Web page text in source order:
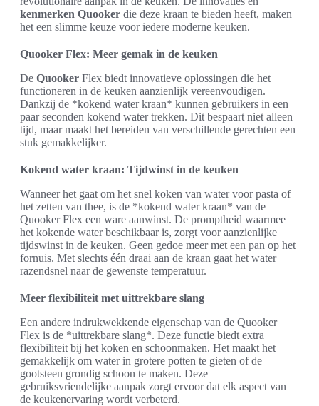
kenmerken Quooker die deze kraan te bieden heeft, maken
het een slimme keuze voor iedere moderne keuken.
Quooker Flex: Meer gemak in de keuken
De Quooker Flex biedt innovatieve oplossingen die het
functioneren in de keuken aanzienlijk vereenvoudigen.
Dankzij de *kokend water kraan* kunnen gebruikers in een
paar seconden kokend water trekken. Dit bespaart niet alleen
tijd, maar maakt het bereiden van verschillende gerechten een
stuk gemakkelijker.
Kokend water kraan: Tijdwinst in de keuken
Wanneer het gaat om het snel koken van water voor pasta of
het zetten van thee, is de *kokend water kraan* van de
Quooker Flex een ware aanwinst. De promptheid waarmee
het kokende water beschikbaar is, zorgt voor aanzienlijke
tijdswinst in de keuken. Geen gedoe meer met een pan op het
fornuis. Met slechts één draai aan de kraan gaat het water
razendsnel naar de gewenste temperatuur.
Meer flexibiliteit met uittrekbare slang
Een andere indrukwekkende eigenschap van de Quooker
Flex is de *uittrekbare slang*. Deze functie biedt extra
flexibiliteit bij het koken en schoonmaken. Het maakt het
gemakkelijk om water in grotere potten te gieten of de
gootsteen grondig schoon te maken. Deze
gebruiksvriendelijke aanpak zorgt ervoor dat elk aspect van
de keukenervaring wordt verbeterd.